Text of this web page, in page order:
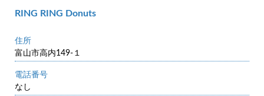
RING RING Donuts
住所
富山市高内149-１
電話番号
なし